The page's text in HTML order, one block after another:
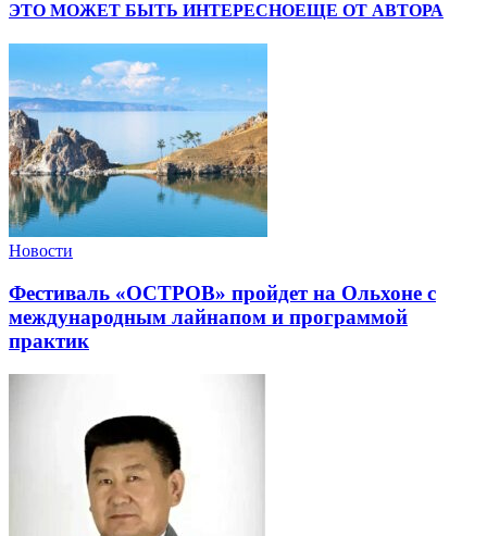
ЭТО МОЖЕТ БЫТЬ ИНТЕРЕСНОЕЩЕ ОТ АВТОРА
Новости
Фестиваль «ОСТРОВ» пройдет на Ольхоне с
международным лайнапом и программой
практик